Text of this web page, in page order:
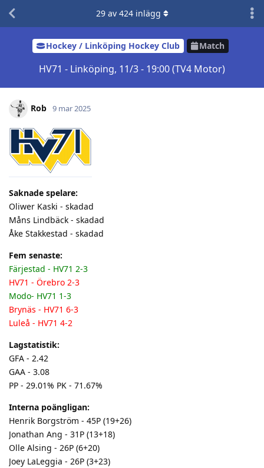
Hockey / Linköping Hockey Club Match
HV71 - Linköping, 11/3 - 19:00 (TV4 Motor)
29av 424inlägg
Rob 9 mar 2025
Saknade spelare:
Oliwer Kaski - skadad
Måns Lindbäck - skadad
Åke Stakkestad - skadad
Fem senaste:
Färjestad - HV71 2-3
HV71 - Örebro 2-3
Modo- HV71 1-3
Brynäs - HV71 6-3
Luleå - HV71 4-2
Lagstatistik:
GFA - 2.42
GAA - 3.08
PP - 29.01% PK - 71.67%
Interna poängligan:
Henrik Borgström - 45P (19+26)
Jonathan Ang - 31P (13+18)
Olle Alsing - 26P (6+20)
Joey LaLeggia - 26P (3+23)